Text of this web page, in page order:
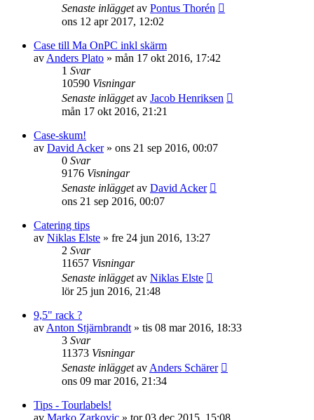
Senaste inläggetav Pontus Thorén
ons 12 apr 2017, 12:02
Case till Ma OnPC inkl skärm
av Anders Plato » mån 17 okt 2016, 17:42
1 Svar
10590 Visningar
Senaste inläggetav Jacob Henriksen
mån 17 okt 2016, 21:21
Case-skum!
av David Acker» ons 21 sep 2016, 00:07
0 Svar
9176 Visningar
Senaste inläggetav David Acker
ons 21 sep 2016, 00:07
Catering tips
av Niklas Elste » fre 24 jun 2016, 13:27
2 Svar
11657 Visningar
Senaste inläggetav Niklas Elste
lör 25 jun 2016, 21:48
9,5" rack ?
av Anton Stjärnbrandt » tis 08 mar 2016, 18:33
3 Svar
11373 Visningar
Senaste inläggetav Anders Schärer
ons 09 mar 2016, 21:34
Tips - Tourlabels!
av Marko Zarkovic » tor 03 dec 2015, 15:08